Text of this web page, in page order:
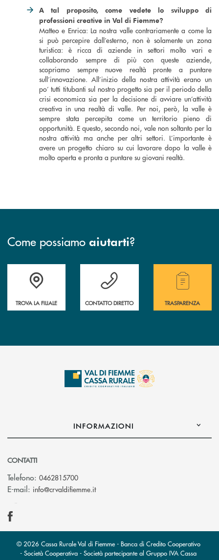
A tal proposito, come vedete lo sviluppo di
professioni creative in Val di Fiemme?
Matteo e Enrica: La nostra valle contrariamente a come la
si può percepire dall’esterno, non è solamente un zona
turistica: è ricca di aziende in settori molto vari e
collaborando sempre di più con queste aziende,
scopriamo sempre nuove realtà pronte a puntare
sull’innovazione. All’inizio della nostra attività erano un
po’ tutti titubanti sul nostro progetto sia per il periodo della
crisi economica sia per la decisione di avviare un’attività
creativa in una realtà di valle. Per noi, però, la valle è
sempre stata percepita come un territorio pieno di
opportunità. E questo, secondo noi, vale non soltanto per la
nostra attività ma anche per altri settori. L’importante è
avere un progetto chiaro su cui lavorare dopo la valle è
molto aperta e pronta a puntare su giovani realtà.
Come possiamo aiutarti?
Accedi all' elenco completo delle filiali della Cassa Rurale.
TROVA LA FILIALE
Hai bisogno di assistenza immediata?
CONTATTO DIRETTO
Hai bisogno di
TRASPARENZA
INFORMAZIONI
CONTATTI
Telefono: 0462815700
E-mail: info@crvaldifiemme.it(si apre l’app di posta elettronica)
© 2026 Cassa Rurale Val di Fiemme - Banca di Credito Cooperativo
- Società Cooperativa - Società partecipante al Gruppo IVA Cassa